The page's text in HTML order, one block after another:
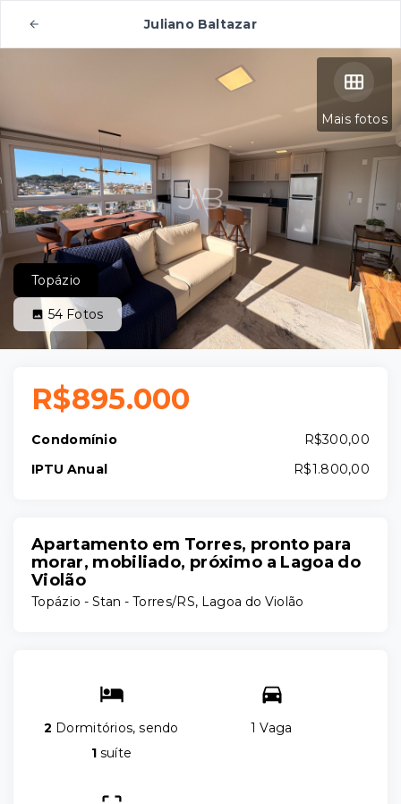
Juliano Baltazar
Mais fotos
Topázio
54 Fotos
R$895.000
Condomínio
R$300,00
IPTU Anual
R$1.800,00
Apartamento em Torres, pronto para
morar, mobiliado, próximo a Lagoa do
Violão
Topázio - Stan - Torres/RS, Lagoa do Violão
2 Dormitórios, sendo
1 suíte
1 Vaga